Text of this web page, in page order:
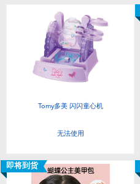
Tomy多美 闪闪童心机
无法使用
即将到货